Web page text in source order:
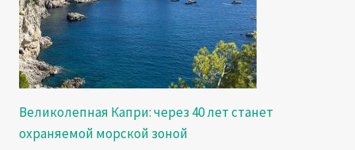
Великолепная Капри: через 40 лет станет
охраняемой морской зоной